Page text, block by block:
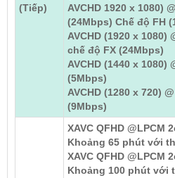
(Tiếp)
AVCHD 1920 x 1080)
(24Mbps) Chế độ FH
AVCHD (1920 x 1080)
chế độ FX (24Mbps)
AVCHD (1440 x 1080)
(5Mbps)
AVCHD (1280 x 720)
(9Mbps)
XAVC QFHD @LPCM
Khoảng 65 phút với
XAVC QFHD @LPCM
Khoảng 100 phút với